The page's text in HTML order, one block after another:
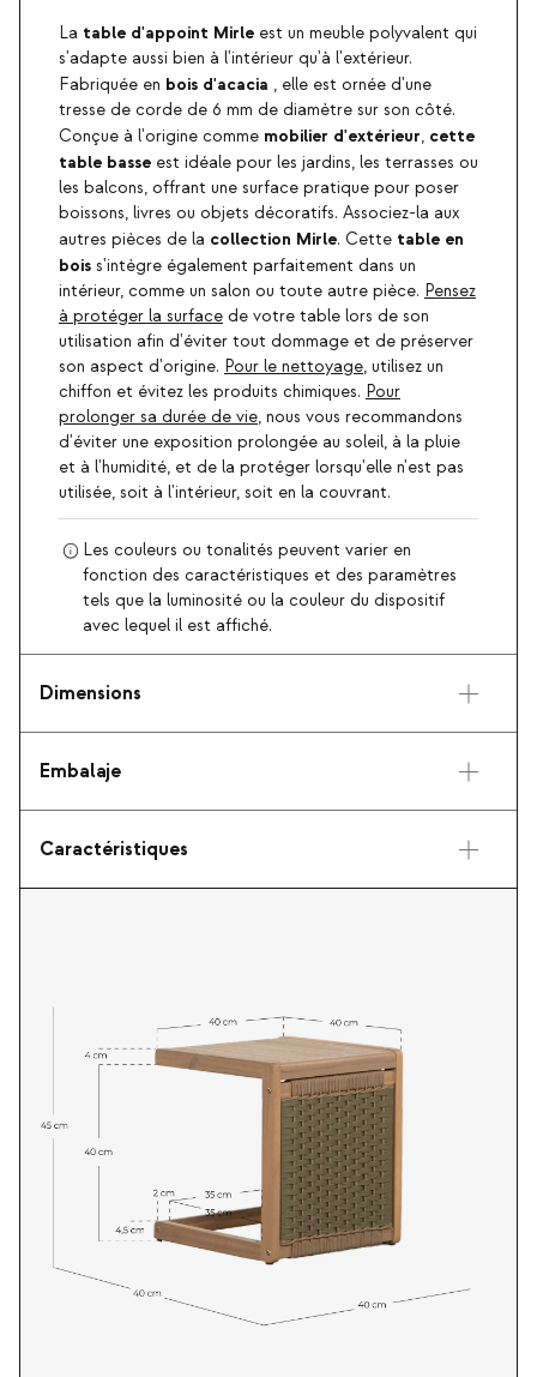
La table d'appoint Mirle est un meuble polyvalent qui
s'adapte aussi bien à l'intérieur qu'à l'extérieur.
Fabriquée en bois d'acacia , elle est ornée d'une
tresse de corde de 6 mm de diamètre sur son côté.
Conçue à l'origine comme mobilier d'extérieur, cette
table basse est idéale pour les jardins, les terrasses ou
les balcons, offrant une surface pratique pour poser
boissons, livres ou objets décoratifs. Associez-la aux
autres pièces de la collection Mirle. Cette table en
bois s'intègre également parfaitement dans un
intérieur, comme un salon ou toute autre pièce. Pensez
à protéger la surface de votre table lors de son
utilisation afin d'éviter tout dommage et de préserver
son aspect d'origine. Pour le nettoyage, utilisez un
chiffon et évitez les produits chimiques. Pour
prolonger sa durée de vie, nous vous recommandons
d'éviter une exposition prolongée au soleil, à la pluie
et à l'humidité, et de la protéger lorsqu'elle n'est pas
utilisée, soit à l'intérieur, soit en la couvrant.
Les couleurs ou tonalités peuvent varier en
fonction des caractéristiques et des paramètres
tels que la luminosité ou la couleur du dispositif
avec lequel il est affiché.
Dimensions
Embalaje
Caractéristiques